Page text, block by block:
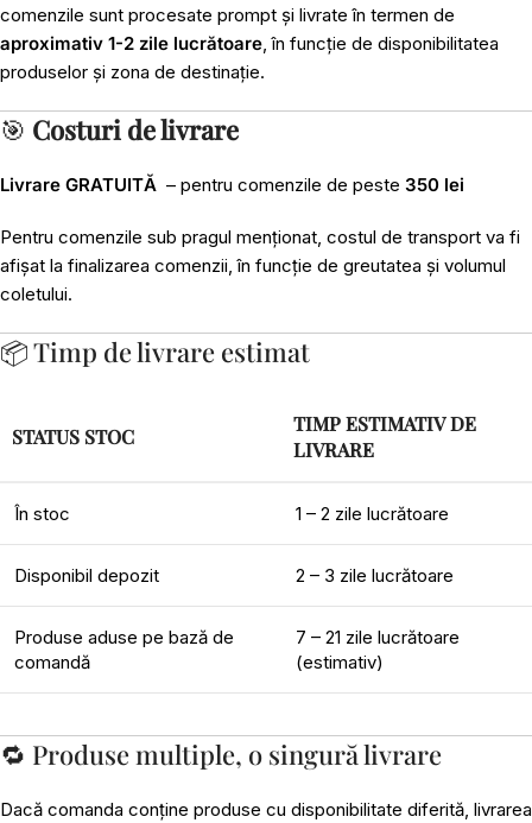
comenzile sunt procesate prompt și livrate în termen de
aproximativ 1-2 zile lucrătoare, în funcție de disponibilitatea
produselor și zona de destinație.
🎯 Costuri de livrare
Livrare GRATUITĂ – pentru comenzile de peste 350 lei
Pentru comenzile sub pragul menționat, costul de transport va fi
afișat la finalizarea comenzii, în funcție de greutatea și volumul
coletului.
📦 Timp de livrare estimat
STATUS STOC
TIMP ESTIMATIV DE
LIVRARE
În stoc 1 – 2 zile lucrătoare
Disponibil depozit 2 – 3 zile lucrătoare
Produse aduse pe bază de
comandă
7 – 21 zile lucrătoare
(estimativ)
🔁 Produse multiple, o singură livrare
Dacă comanda conține produse cu disponibilitate diferită, livrarea